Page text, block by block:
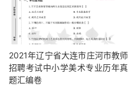
2021年辽宁省大连市庄河市教师
招聘考试中小学美术专业历年真
题汇编卷